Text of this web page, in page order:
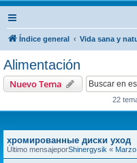
Índice general Vida sana y
Alimentación
Nuevo Tema
22
хромированные диски уход
Último mensajeporShinergysik «